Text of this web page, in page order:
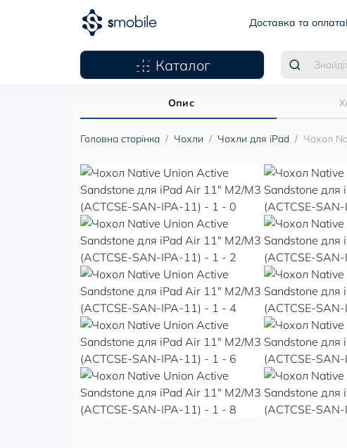
Доставка та оплата
Каталог
Головна сторінка Чохли Чохли для iPad Чохол
Опис